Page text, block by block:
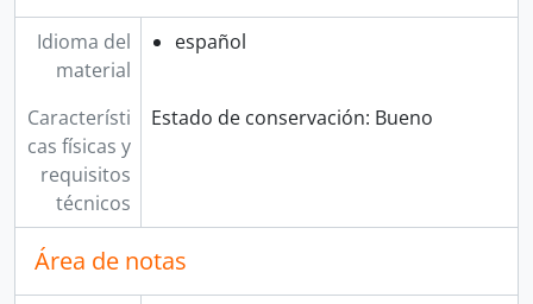
Idioma del
material
español
Característi
cas físicas y
requisitos
técnicos
Estado de conservación: Bueno
Área de notas